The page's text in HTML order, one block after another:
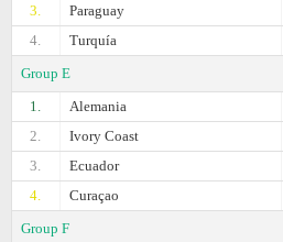
3.
Paraguay
4.
Turquía
Group E
1.
Alemania
2.
Ivory Coast
3.
Ecuador
4.
Curaçao
Group F